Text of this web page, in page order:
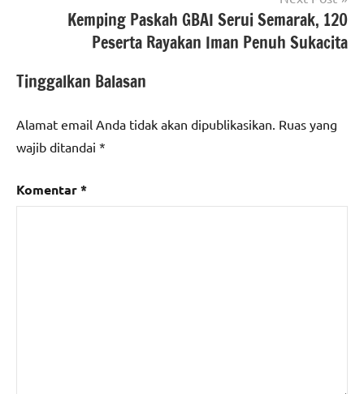
Kemping Paskah GBAI Serui Semarak, 120
Peserta Rayakan Iman Penuh Sukacita
Tinggalkan Balasan
Alamat email Anda tidak akan dipublikasikan. Ruas yang
wajib ditandai *
Komentar*